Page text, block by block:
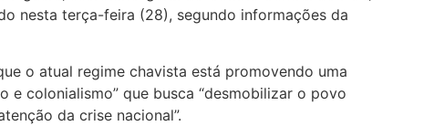
nesta terça-feira (28), segundo informações da
o atual regime chavista está promovendo uma
e colonialismo” que busca “desmobilizar o povo
da crise nacional”.